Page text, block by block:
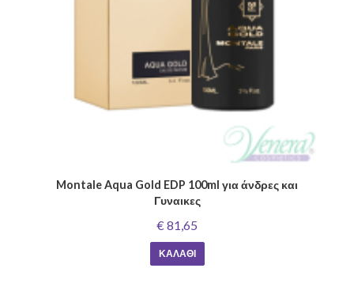
Montale Aqua Gold EDP 100ml για άνδρες και
Γυναικες
€ 81,65
ΚΑΛΆΘΙ